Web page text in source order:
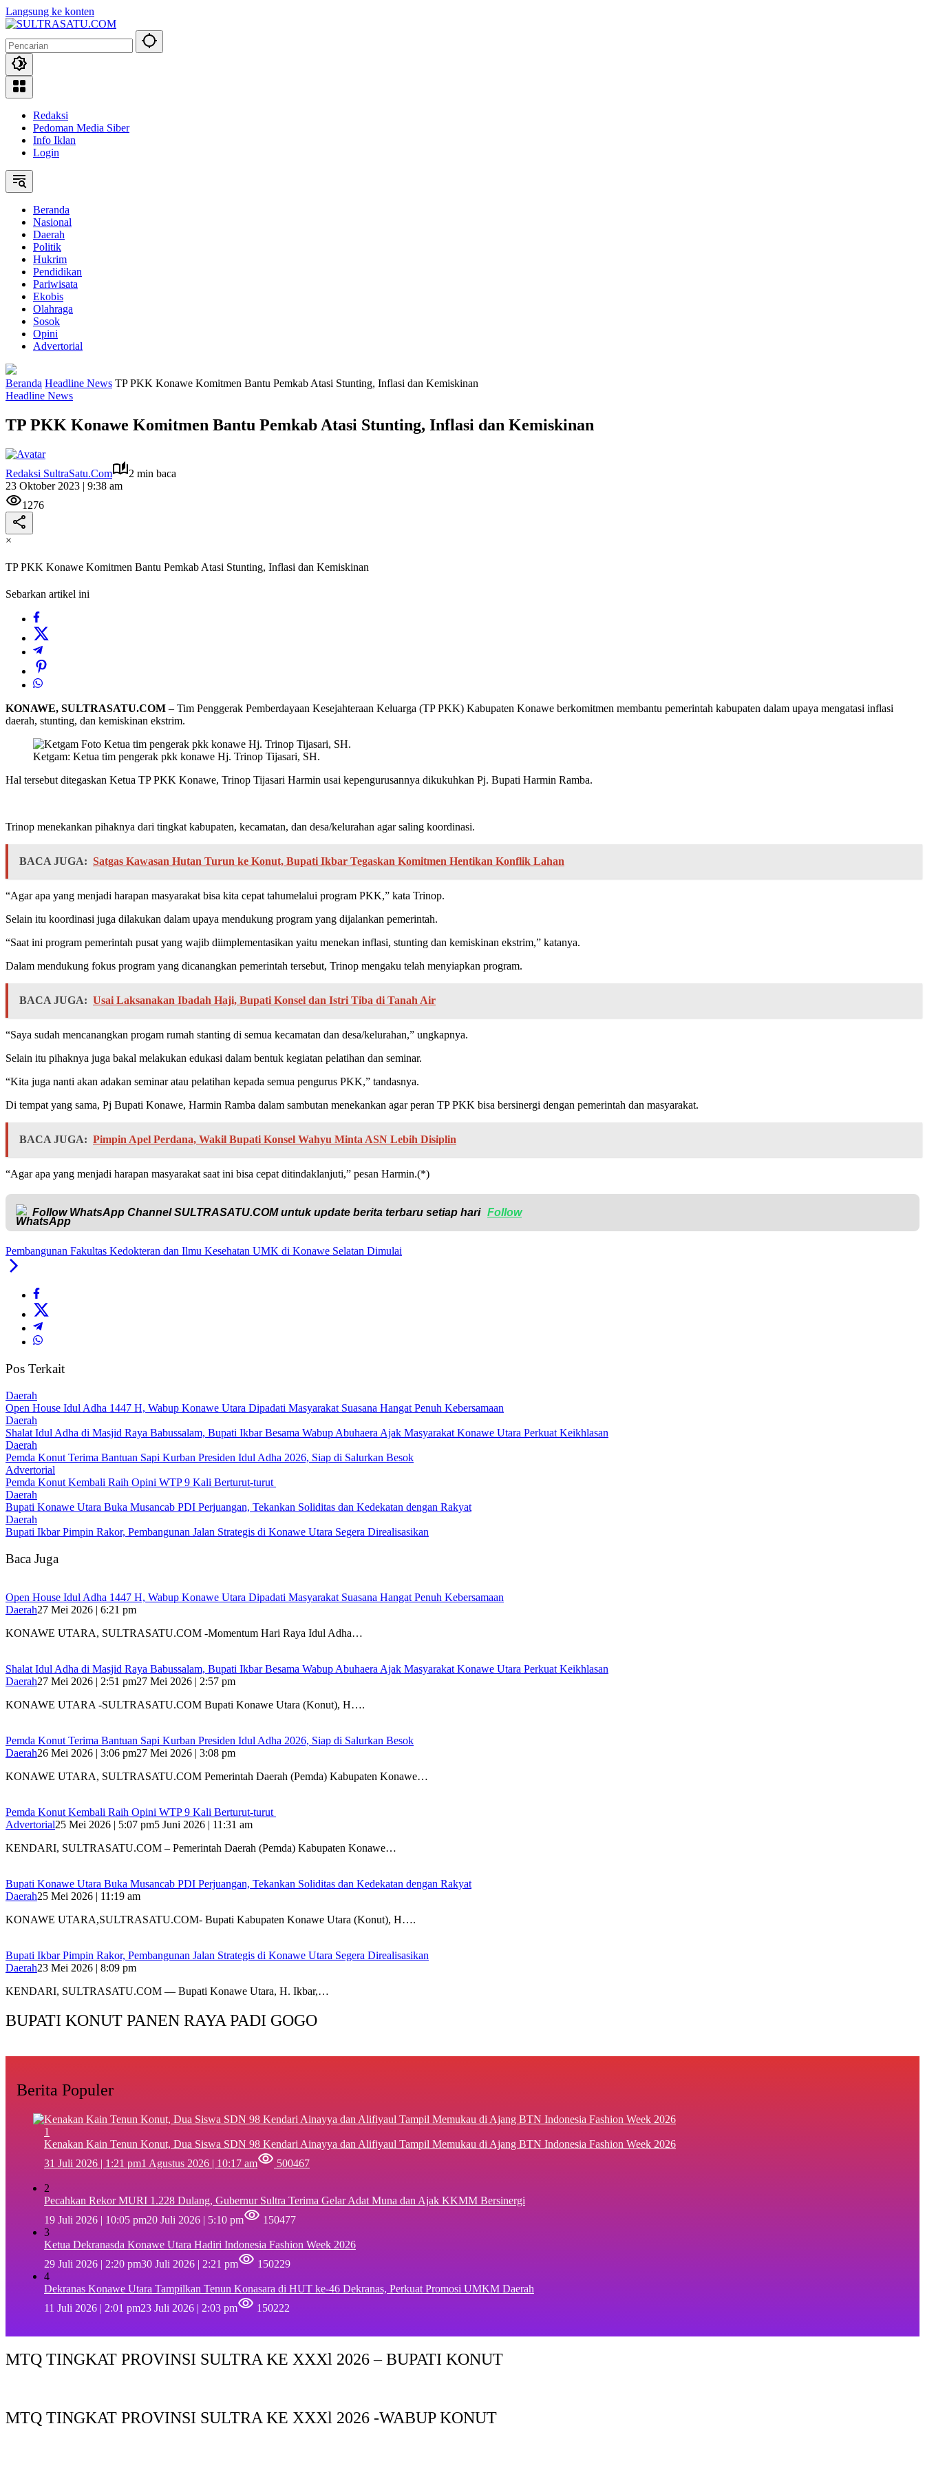
Langsung ke konten
Redaksi
Pedoman Media Siber
Info Iklan
Login
Beranda
Nasional
Daerah
Politik
Hukrim
Pendidikan
Pariwisata
Ekobis
Olahraga
Sosok
Opini
Advertorial
Beranda Headline News TP PKK Konawe Komitmen Bantu Pemkab Atasi Stunting, Inflasi dan Kemiskinan
Headline News
TP PKK Konawe Komitmen Bantu Pemkab Atasi Stunting, Inflasi dan Kemiskinan
Redaksi SultraSatu.Com
2 min baca
23 Oktober 2023 | 9:38 am
1276
×
TP PKK Konawe Komitmen Bantu Pemkab Atasi Stunting, Inflasi dan Kemiskinan
Sebarkan artikel ini
KONAWE, SULTRASATU.COM – Tim Penggerak Pemberdayaan Kesejahteraan Keluarga (TP PKK) Kabupaten Konawe berkomitmen membantu pemerintah kabupaten dalam upaya mengatasi inflasi
daerah, stunting, dan kemiskinan ekstrim.
Ketgam: Ketua tim pengerak pkk konawe Hj. Trinop Tijasari, SH.
Hal tersebut ditegaskan Ketua TP PKK Konawe, Trinop Tijasari Harmin usai kepengurusannya dikukuhkan Pj. Bupati Harmin Ramba.
Trinop menekankan pihaknya dari tingkat kabupaten, kecamatan, dan desa/kelurahan agar saling koordinasi.
BACA JUGA: Satgas Kawasan Hutan Turun ke Konut, Bupati Ikbar Tegaskan Komitmen Hentikan Konflik Lahan
“Agar apa yang menjadi harapan masyarakat bisa kita cepat tahumelalui program PKK,” kata Trinop.
Selain itu koordinasi juga dilakukan dalam upaya mendukung program yang dijalankan pemerintah.
“Saat ini program pemerintah pusat yang wajib diimplementasikan yaitu menekan inflasi, stunting dan kemiskinan ekstrim,” katanya.
Dalam mendukung fokus program yang dicanangkan pemerintah tersebut, Trinop mengaku telah menyiapkan program.
BACA JUGA: Usai Laksanakan Ibadah Haji, Bupati Konsel dan Istri Tiba di Tanah Air
“Saya sudah mencanangkan progam rumah stanting di semua kecamatan dan desa/kelurahan,” ungkapnya.
Selain itu pihaknya juga bakal melakukan edukasi dalam bentuk kegiatan pelatihan dan seminar.
“Kita juga nanti akan adakan seminar atau pelatihan kepada semua pengurus PKK,” tandasnya.
Di tempat yang sama, Pj Bupati Konawe, Harmin Ramba dalam sambutan menekankan agar peran TP PKK bisa bersinergi dengan pemerintah dan masyarakat.
BACA JUGA: Pimpin Apel Perdana, Wakil Bupati Konsel Wahyu Minta ASN Lebih Disiplin
“Agar apa yang menjadi harapan masyarakat saat ini bisa cepat ditindaklanjuti,” pesan Harmin.(*)
Follow WhatsApp ChannelSULTRASATU.COMuntuk update berita terbaru setiap hari Follow
Pembangunan Fakultas Kedokteran dan Ilmu Kesehatan UMK di Konawe Selatan Dimulai
Pos Terkait
Daerah
Open House Idul Adha 1447 H, Wabup Konawe Utara Dipadati Masyarakat Suasana Hangat Penuh Kebersamaan
Daerah
Shalat Idul Adha di Masjid Raya Babussalam, Bupati Ikbar Besama Wabup Abuhaera Ajak Masyarakat Konawe Utara Perkuat Keikhlasan
Daerah
Pemda Konut Terima Bantuan Sapi Kurban Presiden Idul Adha 2026, Siap di Salurkan Besok
Advertorial
Pemda Konut Kembali Raih Opini WTP 9 Kali Berturut-turut
Daerah
Bupati Konawe Utara Buka Musancab PDI Perjuangan, Tekankan Soliditas dan Kedekatan dengan Rakyat
Daerah
Bupati Ikbar Pimpin Rakor, Pembangunan Jalan Strategis di Konawe Utara Segera Direalisasikan
Baca Juga
Open House Idul Adha 1447 H, Wabup Konawe Utara Dipadati Masyarakat Suasana Hangat Penuh Kebersamaan
Daerah27 Mei 2026 | 6:21 pm
KONAWE UTARA, SULTRASATU.COM -Momentum Hari Raya Idul Adha…
Shalat Idul Adha di Masjid Raya Babussalam, Bupati Ikbar Besama Wabup Abuhaera Ajak Masyarakat Konawe Utara Perkuat Keikhlasan
Daerah27 Mei 2026 | 2:51 pm27 Mei 2026 | 2:57 pm
KONAWE UTARA -SULTRASATU.COM Bupati Konawe Utara (Konut), H….
Pemda Konut Terima Bantuan Sapi Kurban Presiden Idul Adha 2026, Siap di Salurkan Besok
Daerah26 Mei 2026 | 3:06 pm27 Mei 2026 | 3:08 pm
KONAWE UTARA, SULTRASATU.COM Pemerintah Daerah (Pemda) Kabupaten Konawe…
Pemda Konut Kembali Raih Opini WTP 9 Kali Berturut-turut
Advertorial25 Mei 2026 | 5:07 pm5 Juni 2026 | 11:31 am
KENDARI, SULTRASATU.COM – Pemerintah Daerah (Pemda) Kabupaten Konawe…
Bupati Konawe Utara Buka Musancab PDI Perjuangan, Tekankan Soliditas dan Kedekatan dengan Rakyat
Daerah25 Mei 2026 | 11:19 am
KONAWE UTARA,SULTRASATU.COM- Bupati Kabupaten Konawe Utara (Konut), H….
Bupati Ikbar Pimpin Rakor, Pembangunan Jalan Strategis di Konawe Utara Segera Direalisasikan
Daerah23 Mei 2026 | 8:09 pm
KENDARI, SULTRASATU.COM — Bupati Konawe Utara, H. Ikbar,…
BUPATI KONUT PANEN RAYA PADI GOGO
Berita Populer
1
‎Kenakan Kain Tenun Konut, Dua Siswa SDN 98 Kendari Ainayya dan Alifiyaul Tampil Memukau di Ajang BTN Indonesia Fashion Week 2026
31 Juli 2026 | 1:21 pm1 Agustus 2026 | 10:17 am 500467
2
Pecahkan Rekor MURI 1.228 Dulang, Gubernur Sultra Terima Gelar Adat Muna dan Ajak KKMM Bersinergi
19 Juli 2026 | 10:05 pm20 Juli 2026 | 5:10 pm
150477
3
Ketua Dekranasda Konawe Utara Hadiri Indonesia Fashion Week 2026
29 Juli 2026 | 2:20 pm30 Juli 2026 | 2:21 pm
150229
4
Dekranas Konawe Utara Tampilkan Tenun Konasara di HUT ke-46 Dekranas, Perkuat Promosi UMKM Daerah
11 Juli 2026 | 2:01 pm23 Juli 2026 | 2:03 pm 150222
MTQ TINGKAT PROVINSI SULTRA KE XXXl 2026 – BUPATI KONUT
MTQ TINGKAT PROVINSI SULTRA KE XXXl 2026 -WABUP KONUT